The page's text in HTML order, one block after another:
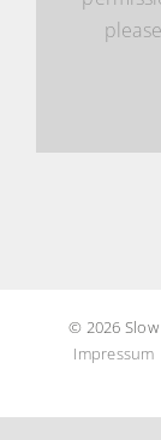
© 2026
Impressum